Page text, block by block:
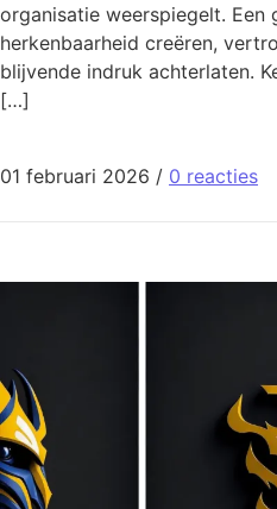
organisatie weerspiegelt.
herkenbaarheid creëren,
blijvende indruk achterlaten.
[…]
01 februari 2026 / 0 reacties